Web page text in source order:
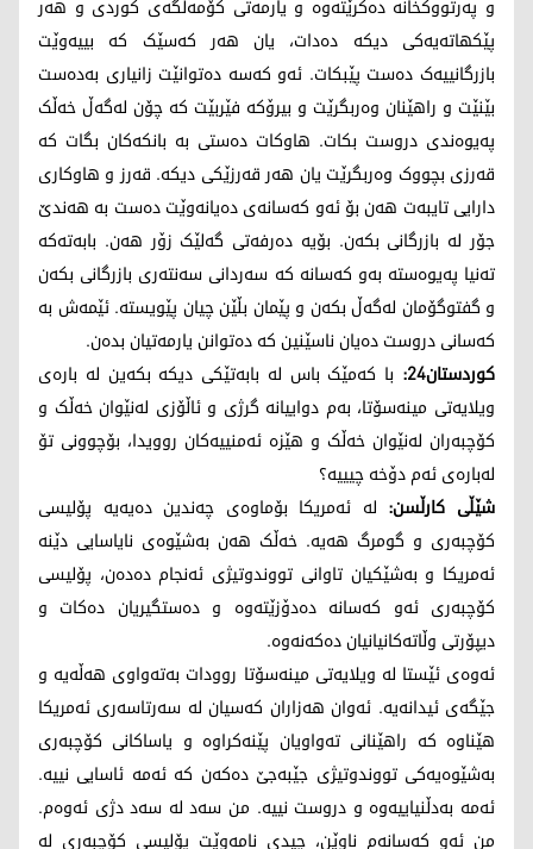
و پەرتووکخانە دەکرێتەوە و یارمەتی کۆمەڵگەی کوردی و هەر
پێکهاتەیەکی دیکە دەدات، یان هەر کەسێک کە بییەوێت
بازرگانییەک دەست پێبکات. ئەو کەسە دەتوانێت زانیاری بەدەست
بێنێت و راهێنان وەربگرێت و بیرۆکە فێربێت کە چۆن لەگەڵ خەڵک
پەیوەندی دروست بکات. هاوکات دەستی بە بانکەکان بگات کە
قەرزی بچووک وەربگرێت یان هەر قەرزێکی دیکە. قەرز و هاوکاری
دارایی تایبەت هەن بۆ ئەو کەسانەی دەیانەوێت دەست بە هەندێ
جۆر لە بازرگانی بکەن. بۆیە دەرفەتی گەلێک زۆر هەن. بابەتەکە
تەنیا پەیوەستە بەو کەسانە کە سەردانی سەنتەری بازرگانی بکەن
و گفتوگۆمان لەگەڵ بکەن و پێمان بڵێن چیان پێویستە. ئێمەش بە
کەسانی دروست دەیان ناسێنین کە دەتوانن یارمەتیان بدەن.
کوردستان24:
با کەمێک باس لە بابەتێکی دیکە بکەین لە بارەی
ویلایەتی مینەسۆتا، بەم دواییانە گرژی و ئاڵۆزی لەنێوان خەڵک و
کۆچبەران لەنێوان خەڵک و هێزە ئەمنییەکان روویدا، بۆچوونی تۆ
لەبارەی ئەم دۆخە چیییە؟
شێڵی کارڵسن: لە ئەمریکا بۆماوەی چەندین دەیەیە پۆلیسی
کۆچبەری و گومرگ هەیە. خەڵک هەن بەشێوەی نایاسایی دێنە
ئەمریکا و بەشێکیان تاوانی تووندوتیژی ئەنجام دەدەن، پۆلیسی
کۆچبەری ئەو کەسانە دەدۆزێتەوە و دەستگیریان دەکات و
دیپۆرتی وڵاتەکانیانیان دەکەنەوە.
ئەوەی ئێستا لە ویلایەتی مینەسۆتا روودات بەتەواوی هەڵەیە و
جێگەی ئیدانەیە. ئەوان هەزاران کەسیان لە سەرتاسەری ئەمریکا
هێناوە کە راهێنانی تەواویان پێنەکراوە و یاساکانی کۆچبەری
بەشێوەیەکی تووندوتیژی جێبەجێ دەکەن کە ئەمە ئاسایی نییە.
ئەمە بەدڵنیاییەوە و دروست نییە. من سەد لە سەد دژی ئەوەم.
من ئەو کەسانەم ناوێن، چیدی نامەوێت پۆلیسی کۆچبەری لە